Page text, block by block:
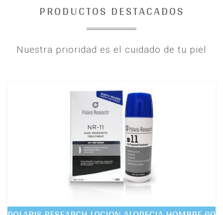
PRODUCTOS DESTACADOS
Nuestra prioridad es el cuidado de tu piel